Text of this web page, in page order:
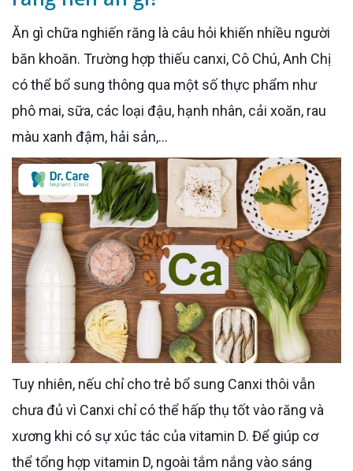
Ăn gì chữa nghiến răng là câu hỏi khiến nhiều người
băn khoăn. Trường hợp thiếu canxi, Cô Chú, Anh Chị
có thể bổ sung thông qua một số thực phẩm như
phô mai, sữa, các loại đậu, hạnh nhân, cải xoăn, rau
màu xanh đậm, hải sản,…
Tuy nhiên, nếu chỉ cho trẻ bổ sung Canxi thôi vẫn
chưa đủ vì Canxi chỉ có thể hấp thụ tốt vào răng và
xương khi có sự xúc tác của vitamin D. Để giúp cơ
thể tổng hợp vitamin D, ngoài tắm nắng vào sáng